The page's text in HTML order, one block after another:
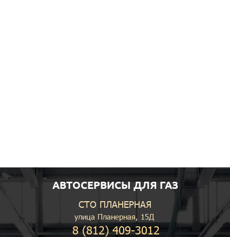
АВТОСЕРВИСЫ ДЛЯ ГАЗ
СТО ПЛАНЕРНАЯ
улица Планерная, 15Д
8 (812) 409-3012